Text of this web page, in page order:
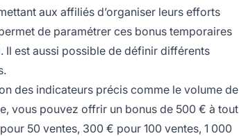
aux affiliés d’organiser leurs efforts
de paramétrer ces bonus temporaires
Il est aussi possible de définir différents
des indicateurs précis comme le volume de
vous pouvez offrir un bonus de 500 € à tout
50 ventes, 300 € pour 100 ventes, 1 000